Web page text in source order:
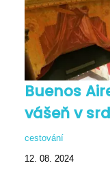
Buenos
vášeň v
cestování
12. 08. 2024